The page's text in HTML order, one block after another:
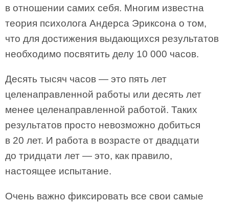
в отношении самих себя. Многим известна
теория психолога Андерса Эриксона о том,
что для достижения выдающихся результатов
необходимо посвятить делу 10 000 часов.
Десять тысяч часов — это пять лет
целенаправленной работы или десять лет
менее целенаправленной работой. Таких
результатов просто невозможно добиться
в 20 лет. И работа в возрасте от двадцати
до тридцати лет — это, как правило,
настоящее испытание.
Очень важно фиксировать все свои самые